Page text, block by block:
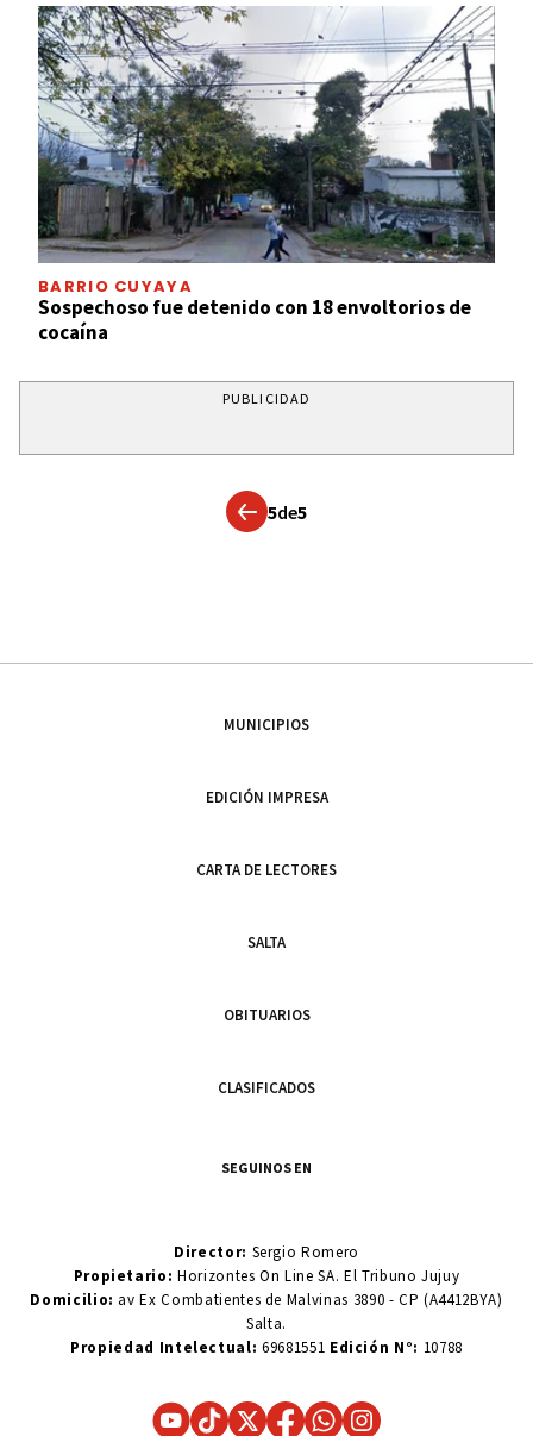
BARRIO CUYAYA
Sospechoso fue detenido con 18 envoltorios de
cocaína
PUBLICIDAD
5de5
MUNICIPIOS
EDICIÓN IMPRESA
CARTA DE LECTORES
SALTA
OBITUARIOS
CLASIFICADOS
SEGUINOS EN
Director: Sergio Romero
Propietario:Horizontes On Line SA. El Tribuno Jujuy
Domicilio: av Ex Combatientes de Malvinas 3890 - CP (A4412BYA)
Salta.
Propiedad Intelectual: 69681551 Edición N°: 10788